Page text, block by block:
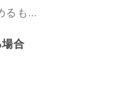
るも…
合